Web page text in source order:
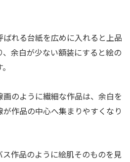
れる台紙を広めに入れると上品
余白が少ない額装にすると絵の
のように繊細な作品は、余白を
作品の中心へ集まりやすくなり
作品のように絵肌そのものを見